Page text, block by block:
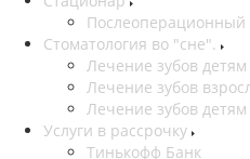
Послеоперационный
Стоматология во "сне".
Лечение зубов
Лечение зубов
Лечение зубов детям
Услуги в рассрочку
Тинькофф Банк